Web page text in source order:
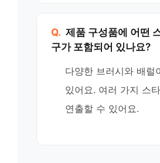
Q. 제품 구성품에 어떤
구가 포함되어 있나요?
다양한 브러시와 배럴
있어요. 여러 가지 스
연출할 수 있어요.